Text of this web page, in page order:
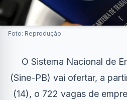
Foto: Reprodução
O Sistema Nacional de
(Sine-PB) vai ofertar, a
(14), o 722 vagas de